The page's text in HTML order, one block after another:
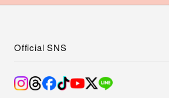
Official SNS